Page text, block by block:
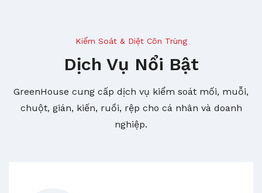
Kiểm Soát & Diệt Côn Trùng
Dịch Vụ Nổi Bật
GreenHouse cung cấp dịch vụ kiểm soát mối, muỗi,
chuột, gián, kiến, ruồi, rệp cho cá nhân và doanh
nghiệp.